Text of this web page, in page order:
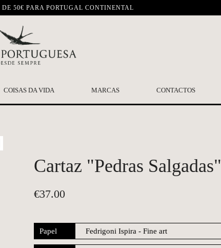
50€ PARA PORTUGAL CONTINENTAL
COISAS DA VIDA MARCAS CONTACTOS
Cartaz "Pedras Salgadas"
€37.00
Papel